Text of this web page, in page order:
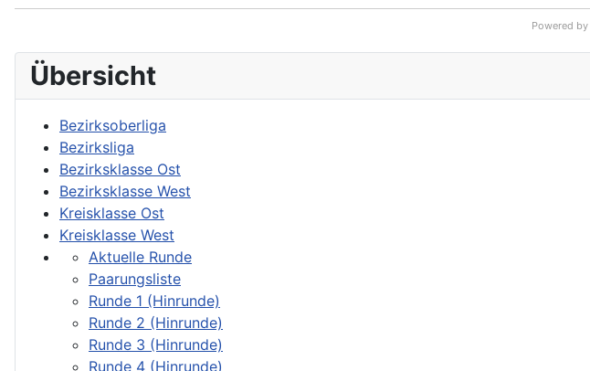
Übersicht
Bezirksoberliga
Bezirksliga
Bezirksklasse Ost
Bezirksklasse West
Kreisklasse Ost
Kreisklasse West
Aktuelle Runde
Paarungsliste
Runde 1 (Hinrunde)
Runde 2 (Hinrunde)
Runde 3 (Hinrunde)
Runde 4 (Hinrunde)
Powered by